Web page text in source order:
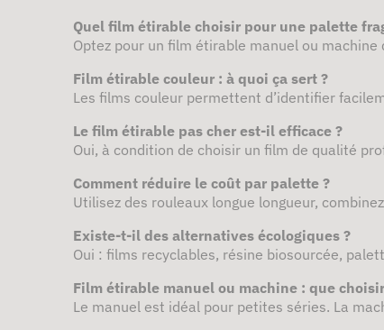
Quel film étirable choisir pour une palette
Optez pour un film étirable manuel ou
Film étirable couleur : à quoi ça sert ?
Les films couleur permettent d’identifier
Le film étirable pas cher est-il efficace ?
Oui, à condition de choisir un film de qualité
Comment réduire le coût par palette ?
Utilisez des rouleaux longue longueur,
Existe-t-il des alternatives écologiques ?
Oui : films recyclables, résine biosourcée,
Film étirable manuel ou machine : que
Le manuel est idéal pour petites séries. La